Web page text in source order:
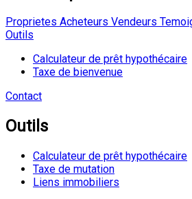
Proprietes Acheteurs Vendeurs
Outils
Calculateur de prêt hypothécaire
Taxe de bienvenue
Contact
Outils
Calculateur de prêt hypothécaire
Taxe de mutation
Liens immobiliers